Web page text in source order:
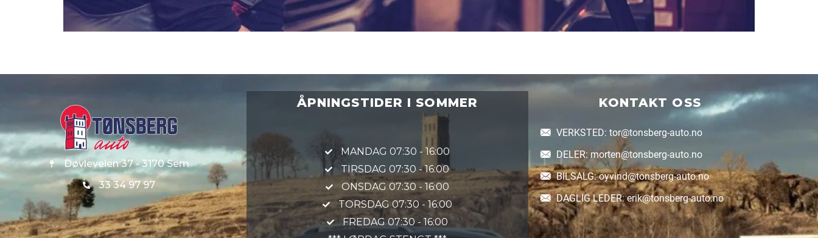
Døvleveien 37 - 3170 Sem
33 34 97 97
ÅPNINGSTIDER I SOMMER
MANDAG 07:30 - 16:00
TIRSDAG 07:30 - 16:00
ONSDAG 07:30 - 16:00
TORSDAG 07:30 - 16:00
FREDAG 07:30 - 16:00
KONTAKT OSS
VERKSTED: tor@tonsberg-auto.no
DELER: morten@tonsberg-auto.no
BILSALG: oyvind@tonsberg-auto.no
DAGLIG LEDER: erik@tonsberg-auto.no